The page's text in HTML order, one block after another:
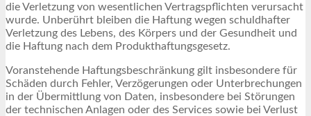
die Verletzung von wesentlichen Vertragspflichten verursacht
wurde. Unberührt bleiben die Haftung wegen schuldhafter
Verletzung des Lebens, des Körpers und der Gesundheit und
die Haftung nach dem Produkthaftungsgesetz.
Voranstehende Haftungsbeschränkung gilt insbesondere für
Schäden durch Fehler, Verzögerungen oder Unterbrechungen
in der Übermittlung von Daten, insbesondere bei Störungen
der technischen Anlagen oder des Services sowie bei Verlust